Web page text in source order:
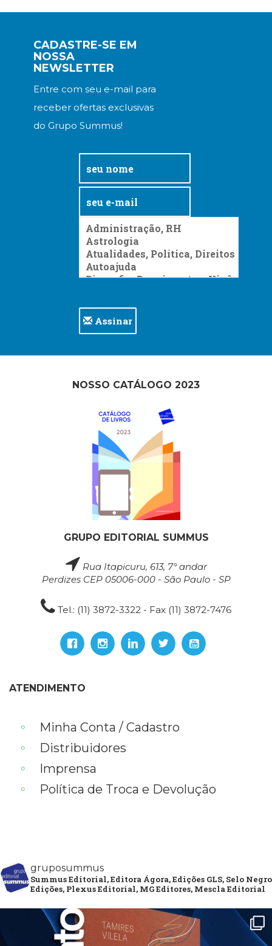
CADASTRE-SE EM
NOSSA
NEWSLETTER
Entre com seu e-mail para
receber ofertas exclusivas
do Grupo Summus!
Assinar
NOSSO CATÁLOGO 2023
GRUPO EDITORIAL SUMMUS
Rua Itapicuru, 613, 7° andar
Perdizes CEP 05006-000 - São Paulo - SP
Tel.: (11) 3872-3322 - Fax (11) 3872-7476
ATENDIMENTO
Minha Conta / Cadastro
Distribuidores
Imprensa
Política de Troca e Devolução
gruposummus
Summus Editorial, Editora Ágora, Edições GLS, Selo Negro
Edições, Plexus Editorial, MG Editores, Mescla Editorial